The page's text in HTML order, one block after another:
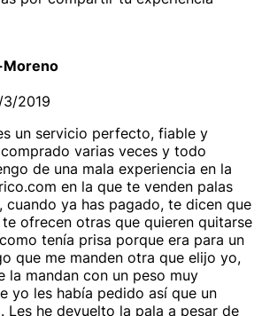
Moreno
3/2019
un servicio perfecto, fiable y
varias veces y todo
de una mala experiencia en la
en la que te venden palas
cuando ya has pagado, te dicen que
ofrecen otras que quieren quitarse
tenía prisa porque era para un
que me manden otra que elijo yo,
la mandan con un peso muy
yo les había pedido así que un
Les he devuelto la pala a pesar de